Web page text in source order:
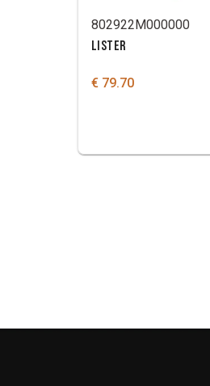
802922M000000
LISTER
€ 79.70